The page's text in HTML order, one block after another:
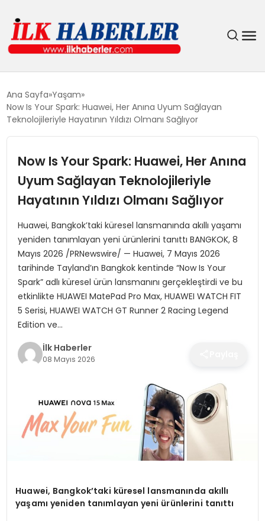
EĞITIM
GÜNDEM
MAGAZIN
SIYASET
SPOR
TEKNOLOJI
Ana Sayfa Yaşam
Now Is Your Spark: Huawei, Her Anına Uyum Sağlayan
Teknolojileriyle Hayatının Yıldızı Olmanı Sağlıyor
Now Is Your Spark: Huawei, Her Anına
Uyum Sağlayan Teknolojileriyle
Hayatının Yıldızı Olmanı Sağlıyor
Huawei, Bangkok’taki küresel lansmanında akıllı yaşamı
yeniden tanımlayan yeni ürünlerini tanıttı BANGKOK, 8
Mayıs 2026 /PRNewswire/ — Huawei, 7 Mayıs 2026
tarihinde Tayland’ın Bangkok kentinde “Now Is Your
Spark” adlı küresel ürün lansmanını gerçekleştirdi ve bu
etkinlikte HUAWEI MatePad Pro Max, HUAWEI WATCH FIT
5 Serisi, HUAWEI WATCH GT Runner 2 Racing Legend
Edition ve…
İlk Haberler
08 Mayıs 2026
Huawei, Bangkok’taki küresel lansmanında akıllı
yaşamı yeniden tanımlayan yeni ürünlerini tanıttı